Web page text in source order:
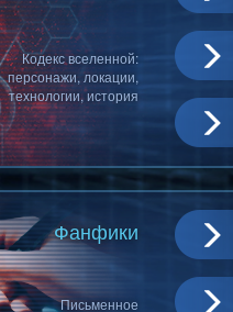
Кодекс вселенной:
персонажи, локации,
технологии, история
Фанфики
Письменное